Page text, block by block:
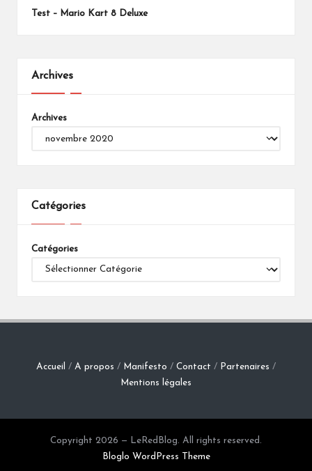
Test – Mario Kart 8 Deluxe
Archives
Archives
Catégories
Catégories
Accueil / A propos / Manifesto / Contact / Partenaires /
Mentions légales
Copyright 2026 — LeRedBlog. All rights reserved.
Bloglo WordPress Theme